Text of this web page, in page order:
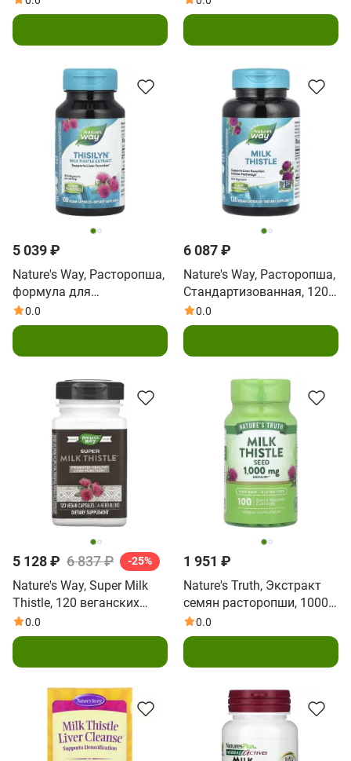
60 веганских капсул
5 039 ₽
Nature's Way, Расторопша,
формула для
поддержания функции
печени, 100 растительных
0.0
6 087 ₽
Nature's Way, Расторопша,
Стандартизованная, 120
вегетарианских. капсул
0.0
5 128 ₽ 6 837 ₽ -25%
Nature's Way, Super Milk
Thistle, 120 веганских
капсул
0.0
1 951 ₽
Nature's Truth, Экстракт
семян расторопши, 1000
мг, 100 капсул с быстрым
высвобождением
0.0